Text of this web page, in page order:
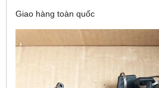
Giao hàng toàn quốc